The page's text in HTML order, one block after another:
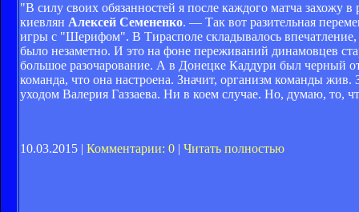
"В силу своих обязанностей я после каждого матча захожу
киевлян Алексей Семененко. — Так вот разительная
игры с "Шерифом". В Тирасполе складывалось
было незаметно. И это на фоне переживаний динамовцев
большое разочарование. А в Донецке Каддури был черный
команда, что она настроена. Значит, организм команды жив.
уходом Валерия Газзаева. Ни в коем случае. Но, думаю, то,
10.03.2015 | Комментарии: 0 | Читать полностью